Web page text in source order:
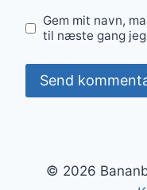
Gem mit navn,
til næste gang
© 2026